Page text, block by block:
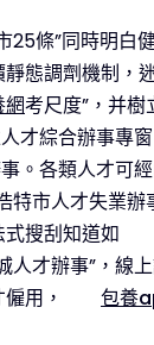
25條”同時明白
態調劑機制，
網考尺度”，并樹
才綜合辦事專
。各類人才可
特市人才失業辦
搜刮知道如
人才辦事”，線
用，
包養